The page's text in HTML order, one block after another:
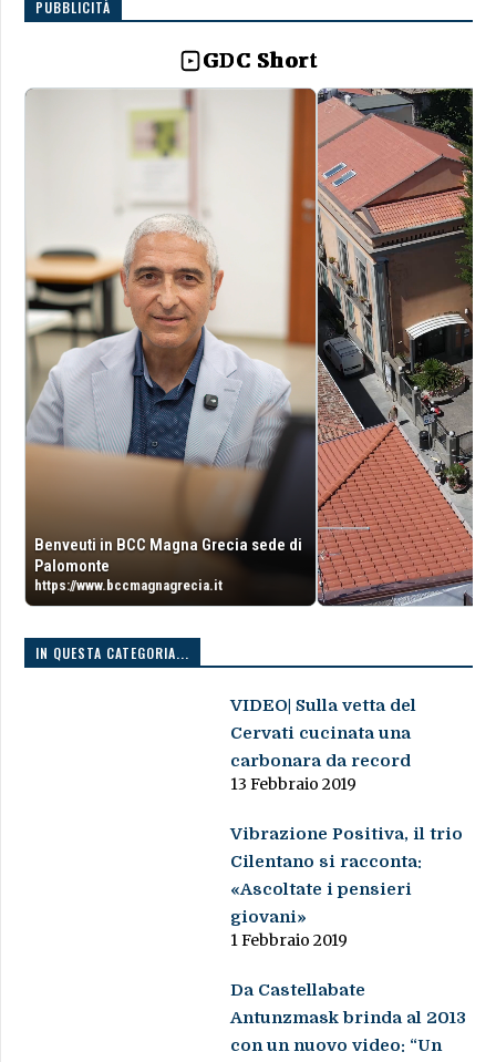
PUBBLICITÀ
GDC Short
Benveuti in BCC Magna Grecia sede di
Palomonte
https://www.bccmagnagrecia.it
IN QUESTA CATEGORIA...
VIDEO| Sulla vetta del
Cervati cucinata una
carbonara da record
13 Febbraio 2019
Vibrazione Positiva, il trio
Cilentano si racconta:
«Ascoltate i pensieri
giovani»
1 Febbraio 2019
Da Castellabate
Antunzmask brinda al 2013
con un nuovo video: “Un